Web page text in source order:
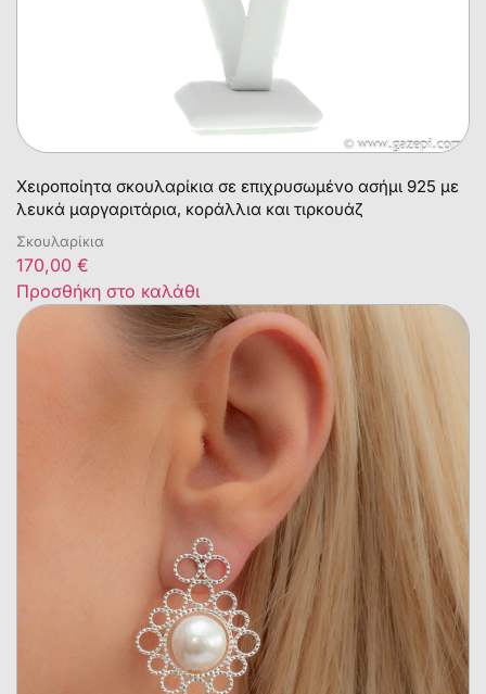
Χειροποίητα σκουλαρίκια σε επιχρυσωμένο ασήμι 925 με
λευκά μαργαριτάρια, κοράλλια και τιρκουάζ
Σκουλαρίκια
170,00 €
Προσθήκη στο καλάθι